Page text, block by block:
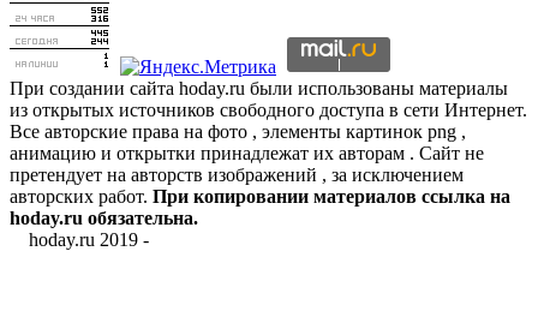
При создании сайта hoday.ru были использованы материалы
из открытых источников свободного доступа в сети Интернет.
Все авторские права на фото , элементы картинок png ,
анимацию и открытки принадлежат их авторам . Сайт не
претендует на авторств изображений , за исключением
авторских работ. При копировании материалов ссылка на
hoday.ru обязательна.
hoday.ru 2019 -